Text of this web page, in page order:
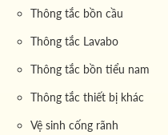
Thông tắc bồn cầu
Thông tắc Lavabo
Thông tắc bồn tiểu nam
Thông tắc thiết bị khác
Vệ sinh cống rãnh